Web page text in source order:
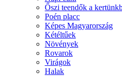
Őszi teendők a
Poén placc
Képes Magyarország
Kétéltűek
Növények
Rovarok
Virágok
Halak